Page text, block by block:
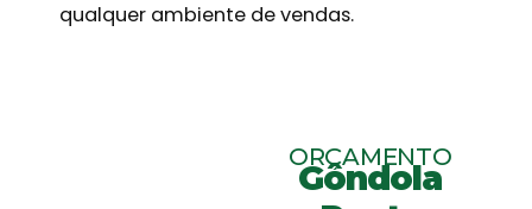
qualquer ambiente de vendas.
ORÇAMENTO
Gôndola